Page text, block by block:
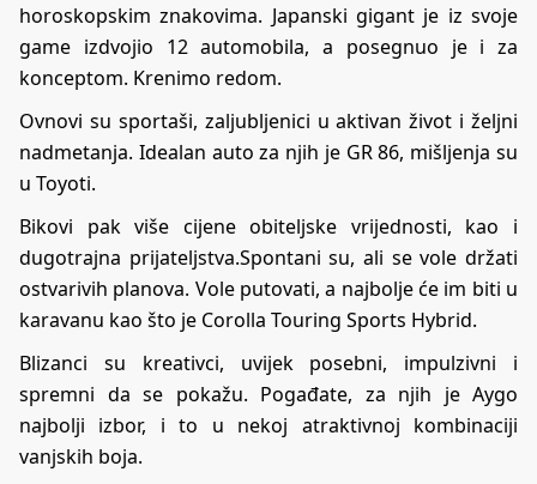
horoskopskim znakovima. Japanski gigant je iz svoje
game izdvojio 12 automobila, a posegnuo je i za
konceptom. Krenimo redom.
Ovnovi su sportaši, zaljubljenici u aktivan život i željni
nadmetanja. Idealan auto za njih je GR 86, mišljenja su
u Toyoti.
Bikovi pak više cijene obiteljske vrijednosti, kao i
dugotrajna prijateljstva.Spontani su, ali se vole držati
ostvarivih planova. Vole putovati, a najbolje će im biti u
karavanu kao što je Corolla Touring Sports Hybrid.
Blizanci su kreativci, uvijek posebni, impulzivni i
spremni da se pokažu. Pogađate, za njih je Aygo
najbolji izbor, i to u nekoj atraktivnoj kombinaciji
vanjskih boja.